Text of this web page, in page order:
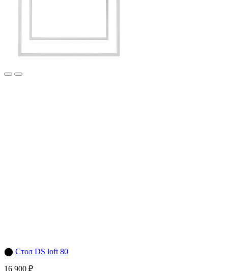
⬤ Стол DS loft 80
16 900 ₽